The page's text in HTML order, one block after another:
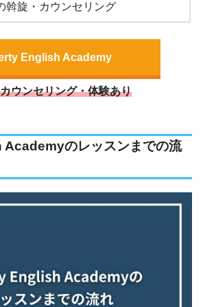
斡旋・カウンセリング
English Academy
ウンセリング・体験あり
のレッスンまでの流